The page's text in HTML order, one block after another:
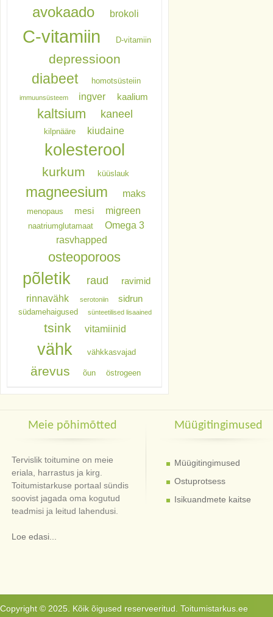
avokaado brokoli
C-vitamiin D-vitamiin
depressioon
diabeet homotsüsteiin
immuunsüsteem ingver kaalium
kaltsium kaneel
kilpnääre kiudaine
kolesterool
kurkum küüslauk
magneesium maks
menopaus mesi migreen
naatriumglutamaat
Omega 3
rasvhapped
osteoporoos
põletik raud ravimid
rinnavähk serotoniin sidrun
südamehaigused sünteetilised lisaained
tsink vitamiinid
vähk vähkkasvajad
ärevus õun östrogeen
Meie põhimõtted
Tervislik toitumine on meie
eriala, harrastus ja kirg.
Toitumistarkuse portaal sündis
soovist jagada oma kogutud
teadmisi ja leitud lahendusi.
Loe edasi...
Müügitingimused
Müügitingimused
Ostuprotsess
Isikuandmete kaitse
Copyright © 2025. Kõik õigused reserveeritud. Toitumistarkus.ee